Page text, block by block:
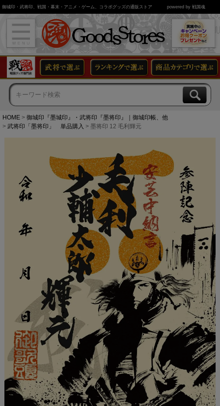
御城印・武将印、戦国・幕末・アニメ・ゲーム、コラボグッズの通販ストア powered by 戦国魂
HOME
御城印『墨城印』・武将印『墨将印』｜御城印帳、他
武将印「墨将印」 単品購入
墨将印 12 毛利輝元